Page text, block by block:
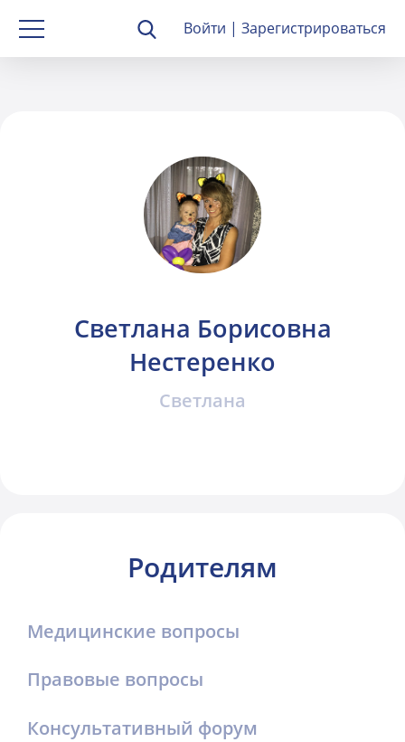
Войти | Зарегистрироваться
Светлана Борисовна
Нестеренко
Светлана
Родителям
Медицинские вопросы
Правовые вопросы
Консультативный форум